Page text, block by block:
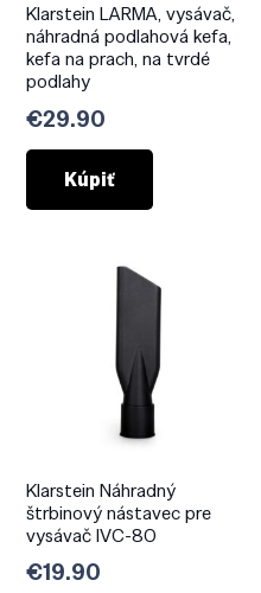
Klarstein LARMA, vysávač,
náhradná podlahová kefa,
kefa na prach, na tvrdé
podlahy
€29.90
Kúpiť
Klarstein Náhradný
štrbinový nástavec pre
vysávač IVC-80
€19.90